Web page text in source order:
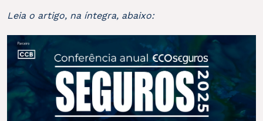
Leia o artigo, na íntegra, abaixo: